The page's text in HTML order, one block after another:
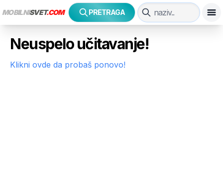
MOBILNISVET.COM PRETRAGA
Neuspelo učitavanje!
Klikni ovde da probaš ponovo!